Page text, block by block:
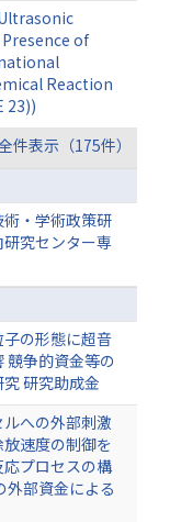
of
Reaction
23))
件表示（175件）
・学術政策研
究センター専
の形態に超音
競争的資金等の
研究助成金
への外部刺激
速度の制御を
プロセスの構
外部資金による